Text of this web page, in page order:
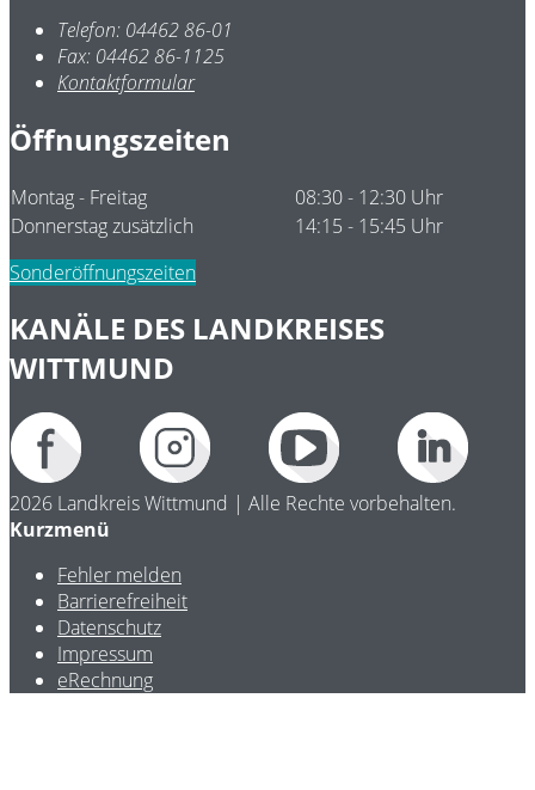
Telefon: 04462 86-01
Fax: 04462 86-1125
Kontaktformular
Öffnungszeiten
Montag - Freitag
08:30 - 12:30 Uhr
Donnerstag zusätzlich
14:15 - 15:45 Uhr
Sonderöffnungszeiten
KANÄLE DES LANDKREISES
WITTMUND
2026 Landkreis Wittmund | Alle Rechte vorbehalten.
Kurzmenü
Fehler melden
Barrierefreiheit
Datenschutz
Impressum
eRechnung